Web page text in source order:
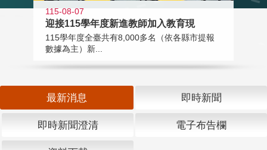
115-08-07
迎接115學年度新進教師加入教育現
115學年度全臺共有8,000多名（依各縣市提報
數據為主）新...
最新消息 即時新聞
即時新聞澄清 電子布告欄